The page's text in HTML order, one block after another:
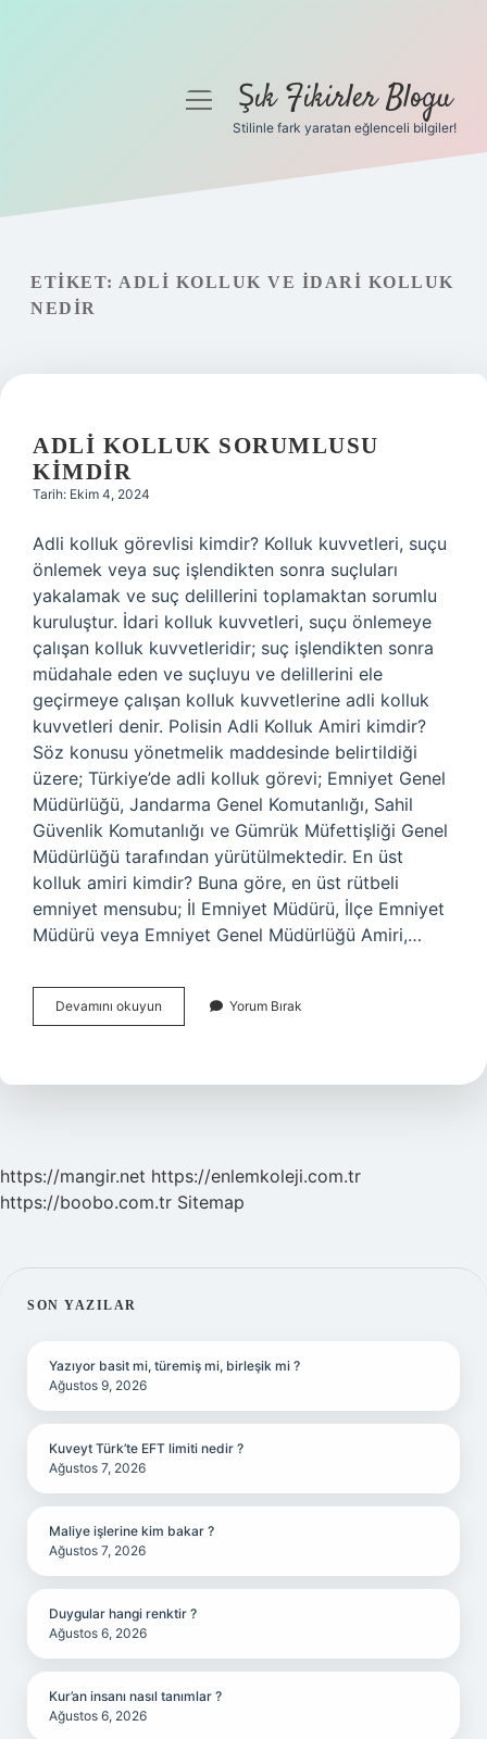
Gizlilik Politikası
Hakkımızda
menüyüŞık Fikirler Blogu
Stilinle fark yaratan eğlenceli bilgiler!
ETIKET: ADLI KOLLUK VE IDARI KOLLUK
NEDIR
ADLI KOLLUK SORUMLUSU
KIMDIR
Tarih: Ekim 4, 2024
Adli kolluk görevlisi kimdir? Kolluk kuvvetleri, suçu
önlemek veya suç işlendikten sonra suçluları
yakalamak ve suç delillerini toplamaktan sorumlu
kuruluştur. İdari kolluk kuvvetleri, suçu önlemeye
çalışan kolluk kuvvetleridir; suç işlendikten sonra
müdahale eden ve suçluyu ve delillerini ele
geçirmeye çalışan kolluk kuvvetlerine adli kolluk
kuvvetleri denir. Polisin Adli Kolluk Amiri kimdir?
Söz konusu yönetmelik maddesinde belirtildiği
üzere; Türkiye’de adli kolluk görevi; Emniyet Genel
Müdürlüğü, Jandarma Genel Komutanlığı, Sahil
Güvenlik Komutanlığı ve Gümrük Müfettişliği Genel
Müdürlüğü tarafından yürütülmektedir. En üst
kolluk amiri kimdir? Buna göre, en üst rütbeli
emniyet mensubu; İl Emniyet Müdürü, İlçe Emniyet
Müdürü veya Emniyet Genel Müdürlüğü Amiri,…
Devamını okuyun
Kolluk
Yorum Bırak
https://mangir.net https://enlemkoleji.com.tr
https://boobo.com.tr Sitemap
SIDEBAR
SON YAZILAR
Yazıyor basit mi, türemiş mi, birleşik mi ?
Ağustos 9, 2026
Kuveyt Türk’te EFT limiti nedir ?
Ağustos 7, 2026
Maliye işlerine kim bakar ?
Ağustos 7, 2026
Duygular hangi renktir ?
Ağustos 6, 2026
Kur’an insanı nasıl tanımlar ?
Ağustos 6, 2026